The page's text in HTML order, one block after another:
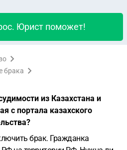
Юрист поможет!
брака
из Казахстана и
с портала казахского
брак. Гражданка